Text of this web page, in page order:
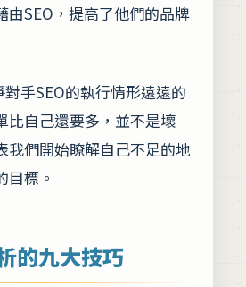
由SEO，提高了他們的品牌
手SEO的執行情形遠遠的
比自己還要多，並不是壞
我們開始瞭解自己不足的地
目標。
的九大技巧